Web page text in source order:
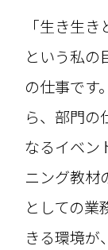
「生き生
という私の
の仕事です
ら、部門の
なるイベン
ニング教材
としての業
きる環境が